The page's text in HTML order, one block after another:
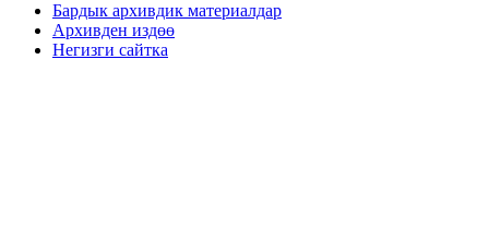
Бардык архивдик материалдар
Архивден издөө
Негизги сайтка